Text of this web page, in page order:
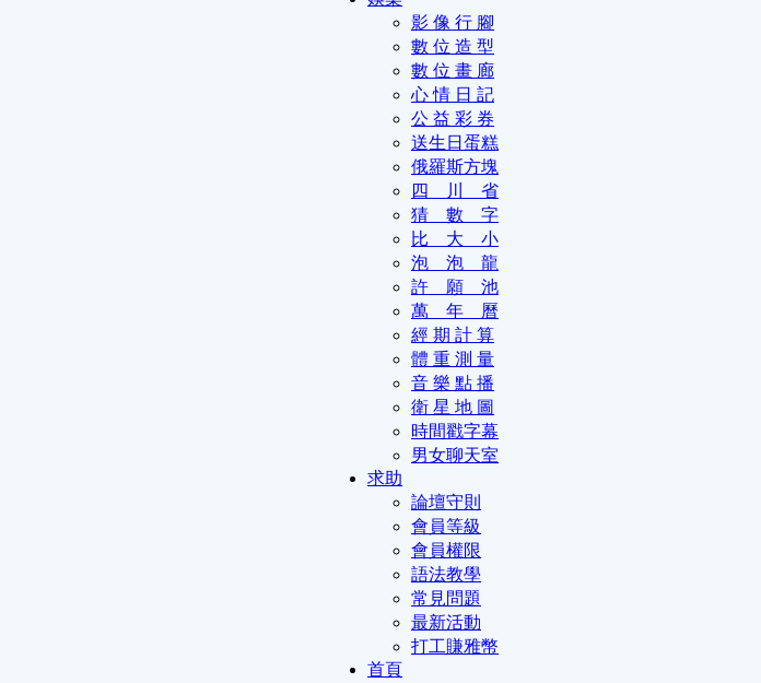
影 像 行 腳
數 位 造 型
數 位 畫 廊
心 情 日 記
公 益 彩 券
送生日蛋糕
俄羅斯方塊
四 川 省
猜 數 字
比 大 小
泡 泡 龍
許 願 池
萬 年 曆
經 期 計 算
體 重 測 量
音 樂 點 播
衛 星 地 圖
時間戳字幕
男女聊天室
求助
論壇守則
會員等級
會員權限
語法教學
常見問題
最新活動
打工賺雅幣
首頁